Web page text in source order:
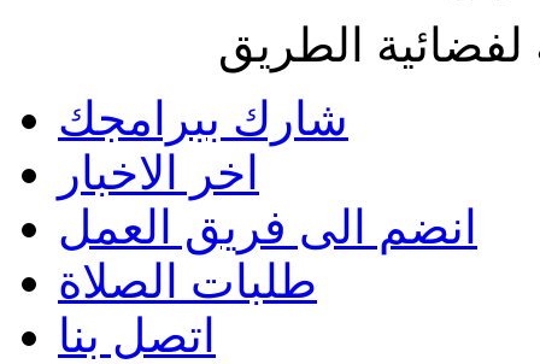
الطريق
شارك ببرامجك
اخر الاخبار
انضم الى فريق العمل
طلبات الصلاة
اتصل بنا